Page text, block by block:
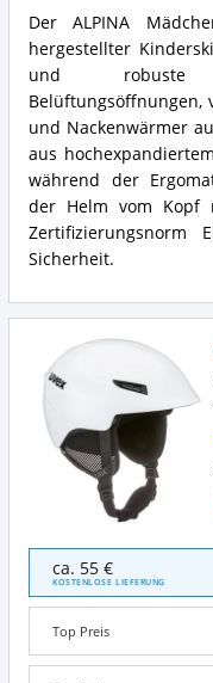
ALPINA
Mädchen
Carat
Zusammenfassung:
Was
bietet
dieser
Kinder
Skihelm?
Der ALPINA
hergestellter
und robuste
Belüftungsöffnungen,
und Nackenwärmer
aus
während der
der Helm vom Kopf
Sicherheit.
Was
spricht
für
diesen
Kinder
Skihelm?
Kid
Angebote:
ist
ca. 55 €
KOSTENLOSE LIEFERUNG
Top Preis